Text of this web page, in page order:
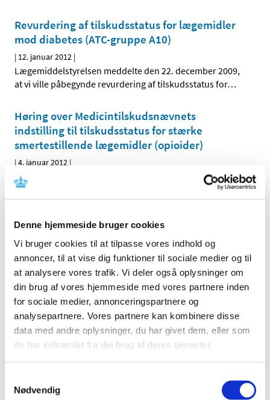
Denne hjemmeside bruger cookies
Vi bruger cookies til at tilpasse vores indhold og
annoncer, til at vise dig funktioner til sociale medier og til
at analysere vores trafik. Vi deler også oplysninger om
din brug af vores hjemmeside med vores partnere inden
for sociale medier, annonceringspartnere og
analysepartnere. Vores partnere kan kombinere disse
data med andre oplysninger, du har givet dem, eller som
de har indsamlet fra din brug af deres tjenester.
Nødvendig
Revurdering af tilskudsstatus for lægemidler
mod diabetes (ATC-gruppe A10)
| 12. januar 2012 |
Lægemiddelstyrelsen meddelte den 22. december 2009,
at vi ville påbegynde revurdering af tilskudsstatus for…
Høring over Medicintilskudsnævnets
indstilling til tilskudsstatus for stærke
smertestillende lægemidler (opioider)
|4. januar 2012 |
Medicintilskudsnævnet har på Lægemiddelstyrelsens
foranledning revurderet tilskudsstatus for lægemidler i…
Alle (2506)
2026 (84)
2025 (158)
2024 (224)
2023 (195)
2019 (159)